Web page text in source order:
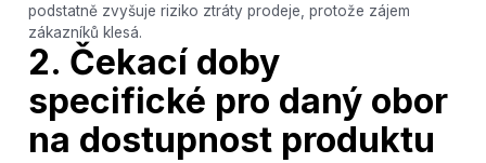
podstatně zvyšuje riziko ztráty prodeje, protože zájem
zákazníků klesá.
2. Čekací doby
specifické pro daný obor
na dostupnost produktu